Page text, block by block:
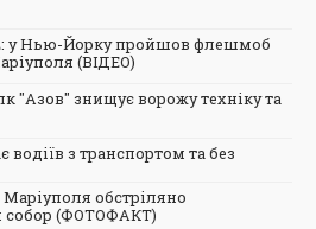
у Нью-Йорку пройшов флешмоб
(ВІДЕО)
"Азов" знищує ворожу техніку та
водіїв з транспортом та без
обстріляно
собор (ФОТОФАКТ)